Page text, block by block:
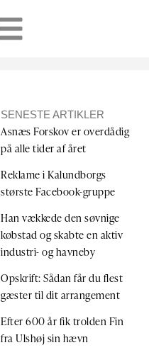
SENESTE ARTIKLER
Asnæs Forskov er overdådig
på alle tider af året
Reklame i Kalundborgs
største Facebook-gruppe
Han vækkede den søvnige
købstad og skabte en aktiv
industri- og havneby
Opskrift: Sådan får du flest
gæster til dit arrangement
Efter 600 år fik trolden Fin
fra Ulshøj sin hævn